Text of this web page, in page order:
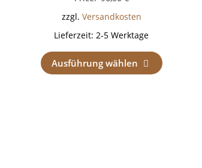
zzgl. Versandkosten
Lieferzeit:2-5 Werktage
Ausführung wählen